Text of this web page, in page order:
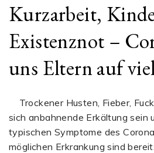
Kurzarbeit,
Existenznot –
uns Eltern auf
Trockener Husten, Fieber,
sich anbahnende Erkältung sein
typischen Symptome des
möglichen Erkrankung sind